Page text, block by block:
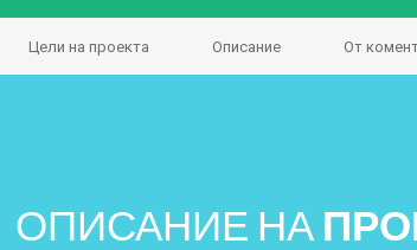
Цели на проекта Описание От
ОПИСАНИЕ НА